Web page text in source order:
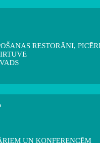
RESTORĀNI,
UN KONFERENCĒM